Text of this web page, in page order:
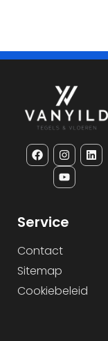
Service
Contact
Sitemap
Cookiebeleid